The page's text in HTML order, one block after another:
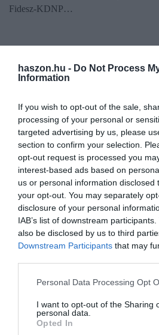
haszon.hu - Do Not Process
Information
If you wish to opt-out of the sale,
processing of your personal or
targeted advertising by us, please
section to confirm your selection.
opt-out request is processed you
interest-based ads based on
us or personal information disclosed
your opt-out. You may separately
disclosure of your personal
IAB’s list of downstream
also be disclosed by us to third
Downstream Participants that may
Please note that this website/app
not limited to your visit or usage
grant or deny consent to Google
use your data for below specified
Personal Data Processing Opt
I want to opt-out of the Sharing
personal data.
Opted In
Fidesz-KDNP…